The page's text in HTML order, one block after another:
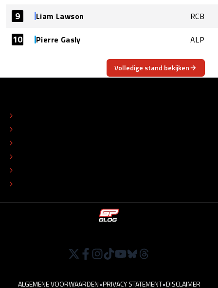
9 Liam Lawson RCB
10 Pierre Gasly ALP
Volledige stand bekijken
ALGEMENE VOORWAARDEN•PRIVACY STATEMENT•DISCLAIMER